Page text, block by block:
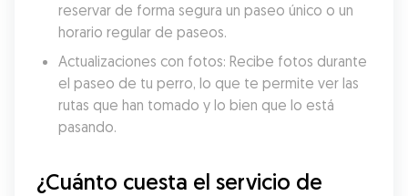
reservar de forma segura un paseo único o un
horario regular de paseos.
Actualizaciones con fotos: Recibe fotos durante
el paseo de tu perro, lo que te permite ver las
rutas que han tomado y lo bien que lo está
pasando.
¿Cuánto cuesta el servicio de